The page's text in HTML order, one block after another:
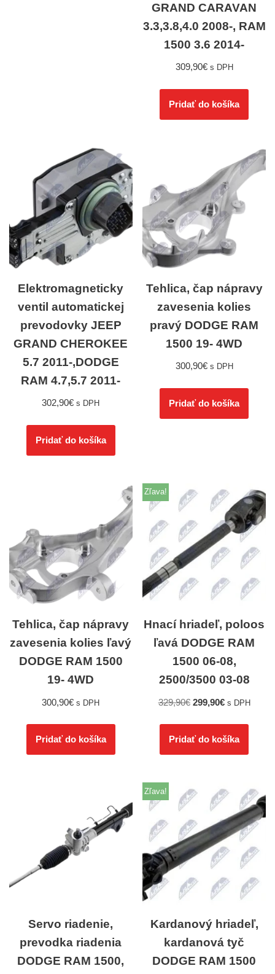
GRAND CARAVAN
3.3,3.8,4.0 2008-, RAM
1500 3.6 2014-
309,90€ s DPH
Pridať do košíka
Elektromagneticky
ventil automatickej
prevodovky JEEP
GRAND CHEROKEE
5.7 2011-,DODGE
RAM 4.7,5.7 2011-
302,90€ s DPH
Pridať do košíka
Tehlica, čap nápravy
zavesenia kolies
pravý DODGE RAM
1500 19- 4WD
300,90€ s DPH
Pridať do košíka
Tehlica, čap nápravy
zavesenia kolies ľavý
DODGE RAM 1500
19- 4WD
300,90€ s DPH
Pridať do košíka
Zľava!
Hnací hriadeľ, poloos
ľavá DODGE RAM
1500 06-08,
2500/3500 03-08
329,90€ 299,90€ s DPH
Pridať do košíka
Servo riadenie,
prevodka riadenia
DODGE RAM 1500,
Zľava!
Kardanový hriadeľ,
kardanová tyč
DODGE RAM 1500